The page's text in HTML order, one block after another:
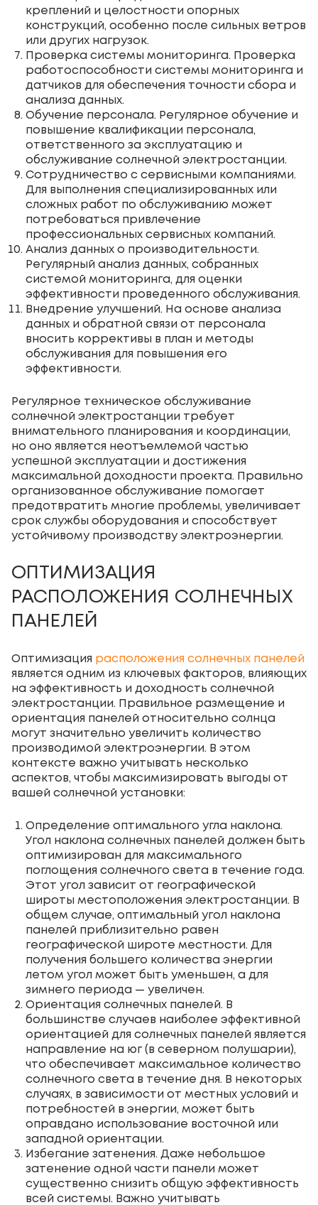
креплений и целостности опорных
конструкций, особенно после сильных ветров
или других нагрузок.
Проверка системы мониторинга. Проверка
работоспособности системы мониторинга и
датчиков для обеспечения точности сбора и
анализа данных.
Обучение персонала. Регулярное обучение и
повышение квалификации персонала,
ответственного за эксплуатацию и
обслуживание солнечной электростанции.
Сотрудничество с сервисными компаниями.
Для выполнения специализированных или
сложных работ по обслуживанию может
потребоваться привлечение
профессиональных сервисных компаний.
Анализ данных о производительности.
Регулярный анализ данных, собранных
системой мониторинга, для оценки
эффективности проведенного обслуживания.
Внедрение улучшений. На основе анализа
данных и обратной связи от персонала
вносить коррективы в план и методы
обслуживания для повышения его
эффективности.
Регулярное техническое обслуживание
солнечной электростанции требует
внимательного планирования и координации,
но оно является неотъемлемой частью
успешной эксплуатации и достижения
максимальной доходности проекта. Правильно
организованное обслуживание помогает
предотвратить многие проблемы, увеличивает
срок службы оборудования и способствует
устойчивому производству электроэнергии.
ОПТИМИЗАЦИЯ
РАСПОЛОЖЕНИЯ СОЛНЕЧНЫХ
ПАНЕЛЕЙ
Оптимизация расположения солнечных панелей
является одним из ключевых факторов, влияющих
на эффективность и доходность солнечной
электростанции. Правильное размещение и
ориентация панелей относительно солнца
могут значительно увеличить количество
производимой электроэнергии. В этом
контексте важно учитывать несколько
аспектов, чтобы максимизировать выгоды от
вашей солнечной установки:
Определение оптимального угла наклона.
Угол наклона солнечных панелей должен быть
оптимизирован для максимального
поглощения солнечного света в течение года.
Этот угол зависит от географической
широты местоположения электростанции. В
общем случае, оптимальный угол наклона
панелей приблизительно равен
географической широте местности. Для
получения большего количества энергии
летом угол может быть уменьшен, а для
зимнего периода — увеличен.
Ориентация солнечных панелей. В
большинстве случаев наиболее эффективной
ориентацией для солнечных панелей является
направление на юг (в северном полушарии),
что обеспечивает максимальное количество
солнечного света в течение дня. В некоторых
случаях, в зависимости от местных условий и
потребностей в энергии, может быть
оправдано использование восточной или
западной ориентации.
Избегание затенения. Даже небольшое
затенение одной части панели может
существенно снизить общую эффективность
всей системы. Важно учитывать